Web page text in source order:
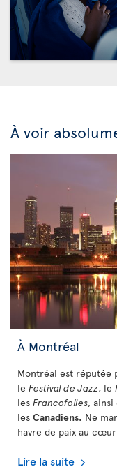
À voir
À Montréal
Montréal est réputée
le Festival de Jazz, le
les Francofolies, ainsi
les Canadiens. Ne
havre de paix au
Lire la suite